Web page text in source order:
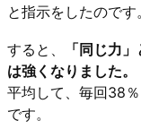
と指示をしたのです。
すると、
「同じ力
は強くなりました。
平均して、毎回38
です。